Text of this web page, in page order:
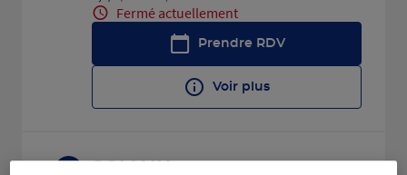
Fermé actuellement
Prendre RDV
Voir plus